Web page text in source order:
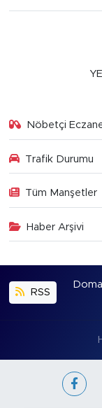
Nöbetçi
Trafik Durumu
Tüm Manşetler
Haber Arşivi
RSS